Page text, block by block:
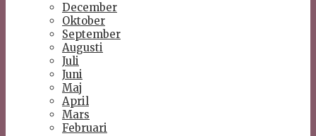
December
Oktober
September
Augusti
Juli
Juni
Maj
April
Mars
Februari